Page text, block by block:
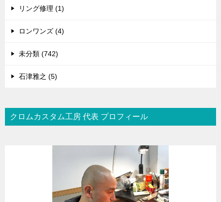
リング修理 (1)
ロンワンズ (4)
未分類 (742)
石津雅之 (5)
クロムカスタム工房 代表 プロフィール